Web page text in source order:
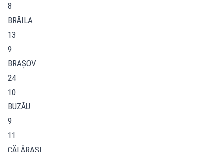
8
BRĂILA
13
9
BRAŞOV
24
10
BUZĂU
9
11
CĂLĂRAŞI